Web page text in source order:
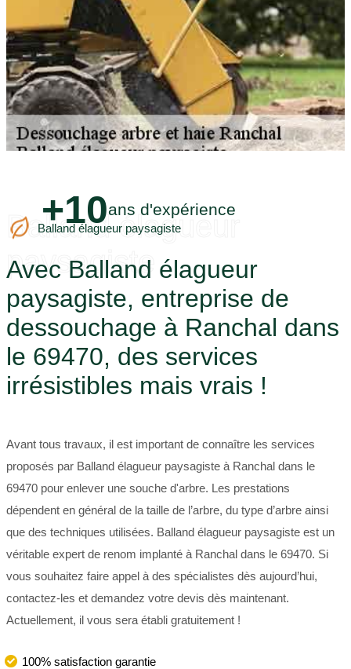
+10ans d'expérience
Balland élagueur paysagiste
Balland élagueur
paysagiste
Avec Balland élagueur
paysagiste, entreprise de
dessouchage à Ranchal dans
le 69470, des services
irrésistibles mais vrais !
Avant tous travaux, il est important de connaître les services
proposés par Balland élagueur paysagiste à Ranchal dans le
69470 pour enlever une souche d'arbre. Les prestations
dépendent en général de la taille de l’arbre, du type d’arbre ainsi
que des techniques utilisées. Balland élagueur paysagiste est un
véritable expert de renom implanté à Ranchal dans le 69470. Si
vous souhaitez faire appel à des spécialistes dès aujourd’hui,
contactez-les et demandez votre devis dès maintenant.
Actuellement, il vous sera établi gratuitement !
100% satisfaction garantie